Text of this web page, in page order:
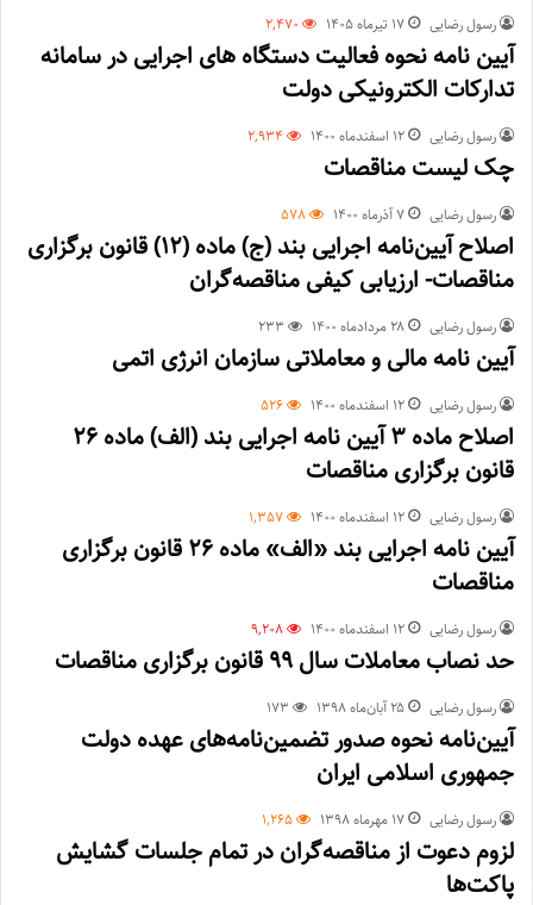
رسول رضایی ۱۷ تیر‌ماه ۱۴۰۵ 2,470
آیین نامه نحوه فعالیت دستگاه های اجرایی در سامانه
تدارکات الکترونیکی دولت
رسول رضایی ۱۲ اسفند‌ماه ۱۴۰۰ 2,934
چک لیست مناقصات
رسول رضایی ۷ آذر‌ماه ۱۴۰۰ 578
اصلاح آیین‌نامه اجرایی بند (ج) ماده (۱۲) قانون برگزاری
مناقصات- ارزیابی کیفی مناقصه‌گران
رسول رضایی ۲۸ مرداد‌ماه ۱۴۰۰ 233
آیین ­نامه مالی و معاملاتی سازمان انرژی اتمی
رسول رضایی ۱۲ اسفند‌ماه ۱۴۰۰ 526
اصلاح ماده 3 آیین نامه اجرایی بند (الف) ماده 26
قانون برگزاری مناقصات
رسول رضایی ۱۲ اسفند‌ماه ۱۴۰۰ 1,357
آیین نامه اجرایی بند «الف» ماده 26 قانون برگزاری
مناقصات
رسول رضایی ۱۲ اسفند‌ماه ۱۴۰۰ 9,208
حد نصاب معاملات سال 99 قانون برگزاری مناقصات
رسول رضایی ۲۵ آبان‌ماه ۱۳۹۸ 173
آیین‌نامه نحوه صدور تضمین‌نامه‌های عهده دولت
جمهوری اسلامی ایران
رسول رضایی ۱۷ مهر‌ماه ۱۳۹۸ 1,265
لزوم دعوت از مناقصه‌گران در تمام جلسات گشایش
پاکت‌ها